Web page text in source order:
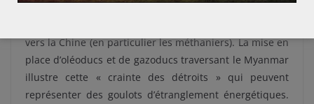
piraterie, et la mer de Chine méridionale qui voit
vers la Chine (en particulier les méthaniers). La mise en
place d’oléoducs et de gazoducs traversant le Myanmar
illustre cette « crainte des détroits » qui peuvent
représenter des goulots d’étranglement énergétiques.